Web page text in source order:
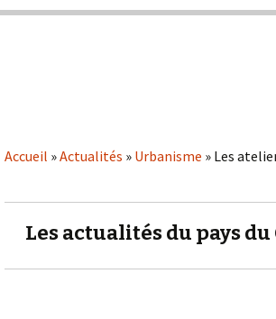
Accueil »Actualités » Urbanisme » Les
Les actualités du pays